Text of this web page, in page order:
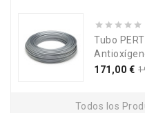
Tubo
171,00 €
Todos los